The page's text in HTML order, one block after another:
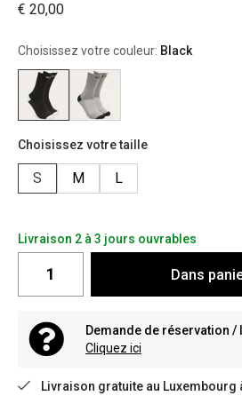
€ 20,00
Choisissez votre couleur: Black
Choisissez votre taille
S M L
Livraison 2 à 3 jours ouvrables
Dans
Demande de réservation
Cliquez ici
Livraison gratuite au Luxembourg